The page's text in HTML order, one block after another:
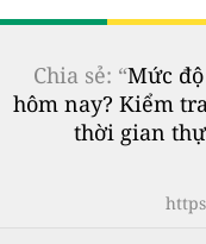
Chia sẻ: “Mức
hôm nay? Kiểm
thời gian